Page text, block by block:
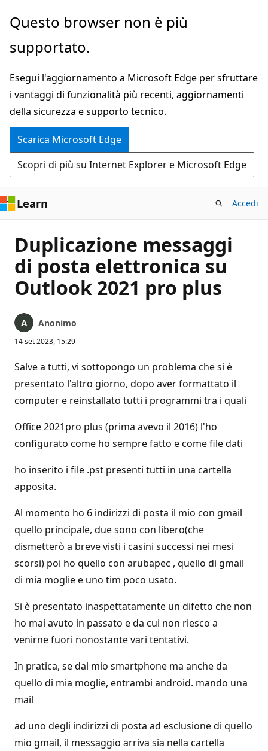
Ignora
passa
contenuto
principale
Questo browser non è più
supportato.
Esegui l'aggiornamento a Microsoft Edge per sfruttare
i vantaggi di funzionalità più recenti, aggiornamenti
della sicurezza e supporto tecnico.
Scarica Microsoft Edge
Scopri di più su Internet Explorer e Microsoft Edge
Learn Accedi
Duplicazione messaggi
di posta elettronica su
Outlook 2021 pro plus
Anonimo
14 set 2023, 15:29
Salve a tutti, vi sottopongo un problema che si è
presentato l'altro giorno, dopo aver formattato il
computer e reinstallato tutti i programmi tra i quali
Office 2021pro plus (prima avevo il 2016) l'ho
configurato come ho sempre fatto e come file dati
ho inserito i file .pst presenti tutti in una cartella
apposita.
Al momento ho 6 indirizzi di posta il mio con gmail
quello principale, due sono con libero(che
dismetterò a breve visti i casini successi nei mesi
scorsi) poi ho quello con arubapec , quello di gmail
di mia moglie e uno tim poco usato.
Si è presentato inaspettatamente un difetto che non
ho mai avuto in passato e da cui non riesco a
venirne fuori nonostante vari tentativi.
In pratica, se dal mio smartphone ma anche da
quello di mia moglie, entrambi android. mando una
mail
ad uno degli indirizzi di posta ad esclusione di quello
mio gmail, il messaggio arriva sia nella cartella